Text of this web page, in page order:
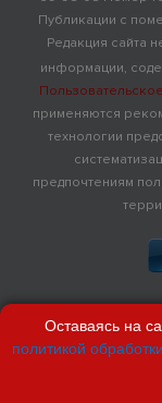
Публикации с
Редакция сайта
информации,
применяются
технологии
предпочтениям
Оставаясь на
политикой